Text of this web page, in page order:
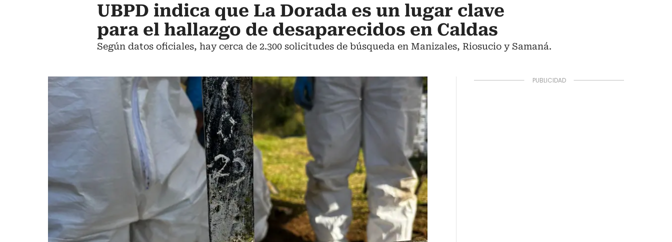
UBPD indica que La Dorada es un lugar clave
para el hallazgo de desaparecidos en Caldas
Según datos oficiales, hay cerca de 2.300 solicitudes de búsqueda en Manizales, Riosucio y Samaná.